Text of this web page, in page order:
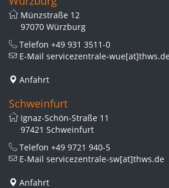
Münzstraße 12
97070 Würzburg
Telefon +49 931 3511-0
E-Mail servicezentrale-wue[at]thws.de
Anfahrt
Schweinfurt
Ignaz-Schön-Straße 11
97421 Schweinfurt
Telefon +49 9721 940-5
E-Mail servicezentrale-sw[at]thws.de
Anfahrt